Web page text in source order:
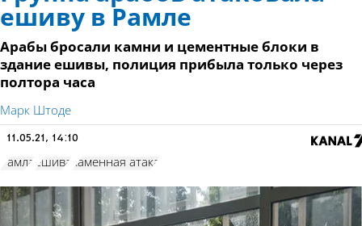
ешиву в Рамле
Арабы бросали камни и цементные блоки в
здание ешивы, полиция прибыла только через
полтора часа
Марк Штоде
11.05.21, 14:10
Рамла ешива каменная атака